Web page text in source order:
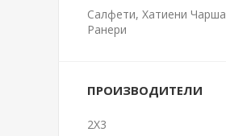
Салфети, Хатиени
Ранери
ПРОИЗВОДИТЕЛИ
2X3